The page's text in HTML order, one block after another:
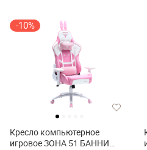
-10%
Кресло компьютерное
игровое ЗОНА 51 БАННИ